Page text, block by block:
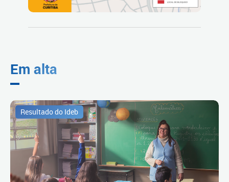
Em alta
Resultado do Ideb